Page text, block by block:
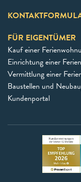
FÜR EIGENTÜMER
Kauf einer
Einrichtung einer
Vermittlung einer
Baustellen und
Kundenportal